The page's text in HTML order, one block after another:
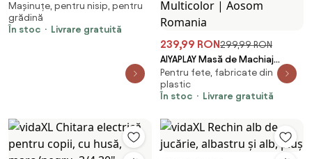
galben, plastic
Mașinuțe, pentru nisip, pentru
grădină
În stoc
Livrare gratuită
239,99 RON299,99 RON
AIYAPLAY Masă de Machiaj
pentru Fetițe cu Scăunel,
Oglindă, Lumini și Accesorii,
57x34x76 cm, Multicolor |
Pentru fete, fabricate din
plastic
În stoc
Livrare gratuită